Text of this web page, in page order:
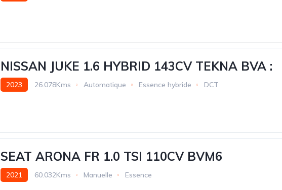
NISSAN JUKE 1.6 HYBRID 143CV TEKNA BVA :
2023 26.078Kms Automatique Essence hybride DCT
SEAT ARONA FR 1.0 TSI 110CV BVM6
2021 60.032Kms Manuelle Essence